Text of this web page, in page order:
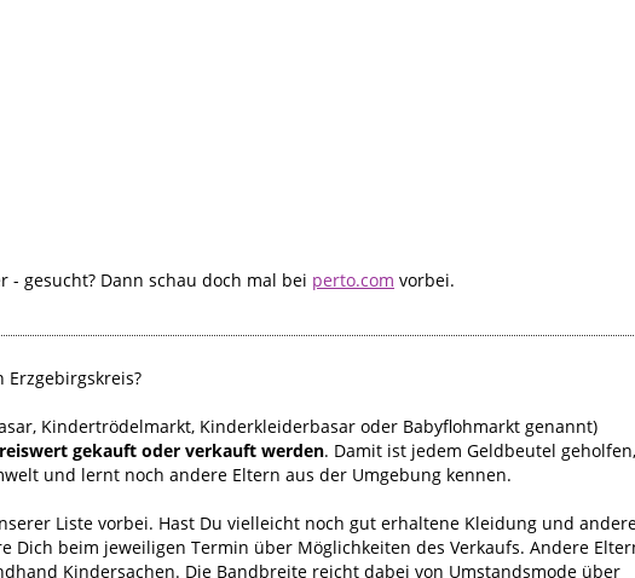
gesucht? Dann schau doch mal bei perto.com vorbei.
Kindertrödelmarkt, Kinderkleiderbasar oder Babyflohmarkt genannt)
gekauft oder verkauft werden. Damit ist jedem Geldbeutel geholfen,
und lernt noch andere Eltern aus der Umgebung kennen.
Liste vorbei. Hast Du vielleicht noch gut erhaltene Kleidung und
beim jeweiligen Termin über Möglichkeiten des Verkaufs. Andere
Kindersachen. Die Bandbreite reicht dabei von Umstandsmode über